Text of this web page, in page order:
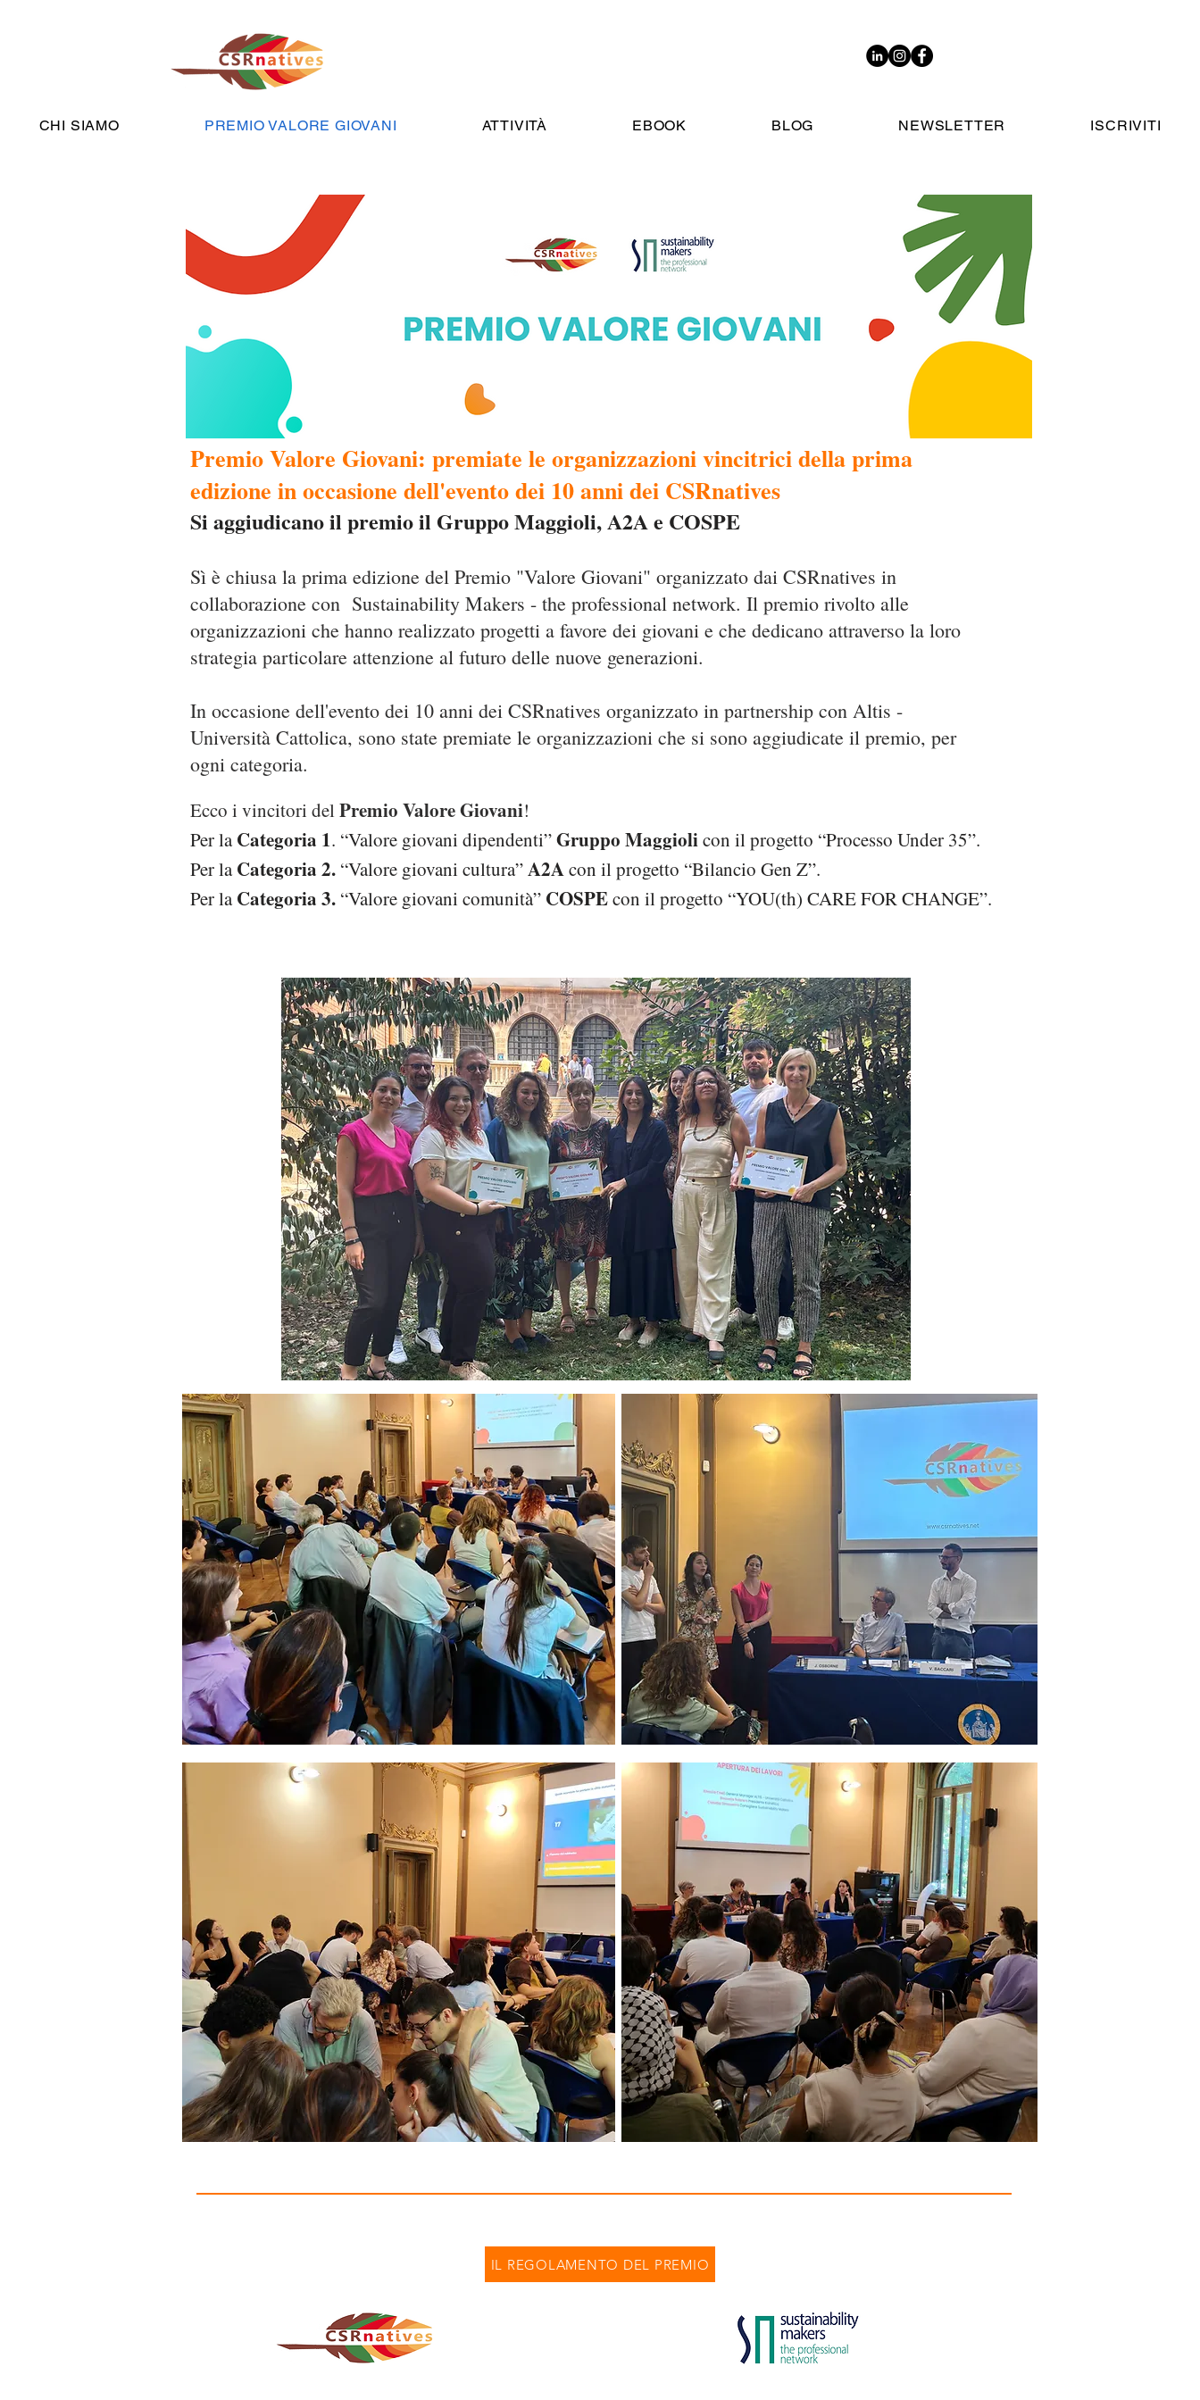
CHI SIAMO PREMIO VALORE GIOVANI ATTIVITÀ EBOOK BLOG NEWSLETTER ISCRIVITI
Premio Valore Giovani: premiate le organizzazioni vincitrici della prima
edizione in occasione dell'evento dei 10 anni dei CSRnatives
Si aggiudicano il premio il Gruppo Maggioli, A2A e COSPE
Sì è chiusa la prima edizione del Premio "Valore Giovani" organizzato dai CSRnatives in
collaborazione con Sustainability Makers - the professional network. Il premio rivolto alle
organizzazioni che hanno realizzato progetti a favore dei giovani e che dedicano attraverso la loro
strategia particolare attenzione al futuro delle nuove generazioni.
In occasione dell'evento dei 10 anni dei CSRnatives organizzato in partnership con Altis -
Università Cattolica, sono state premiate le organizzazioni che si sono aggiudicate il premio, per
ogni categoria.
Ecco i vincitori delPremio Valore Giovani!
Per laCategoria 1. “Valore giovani dipendenti”Gruppo Maggiolicon il progetto “Processo Under 35”.
Per laCategoria 2. “Valore giovani cultura”A2Acon il progetto “Bilancio Gen Z”.
Per laCategoria 3. “Valore giovani comunità” COSPEcon il progetto “YOU(th) CARE FOR CHANGE”.​
IL REGOLAMENTO DEL PREMIO